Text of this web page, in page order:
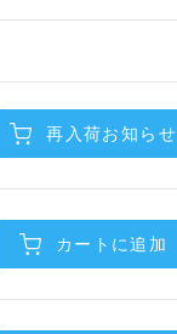
再入荷お知らせ
カートに追加